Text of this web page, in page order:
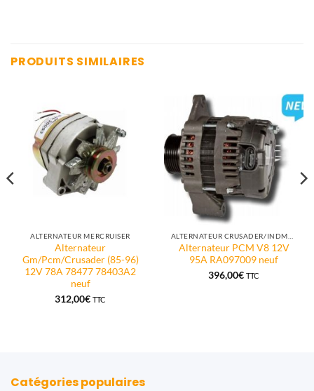
PRODUITS SIMILAIRES
ALTERNATEUR MERCRUISER
Alternateur
Gm/Pcm/Crusader (85-96)
12V 78A 78477 78403A2
neuf
312,00€ TTC
Alternateur PCM V8 12V
95A RA097009 neuf
396,00€ TTC
Catégories populaires